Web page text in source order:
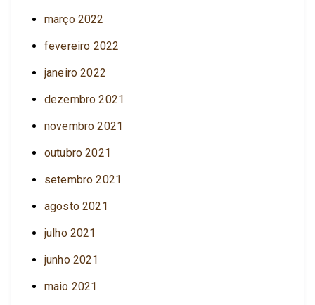
março 2022
fevereiro 2022
janeiro 2022
dezembro 2021
novembro 2021
outubro 2021
setembro 2021
agosto 2021
julho 2021
junho 2021
maio 2021